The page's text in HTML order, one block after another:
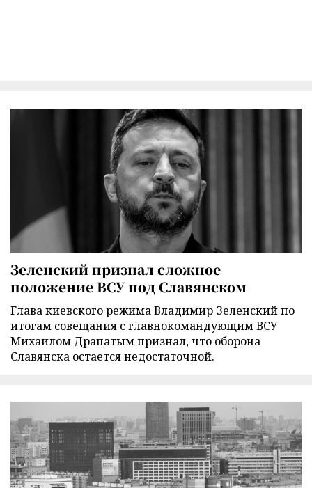
Зеленский признал сложное
положение ВСУ под Славянском
Глава киевского режима Владимир Зеленский по
итогам совещания с главнокомандующим ВСУ
Михаилом Драпатым признал, что оборона
Славянска остается недостаточной.